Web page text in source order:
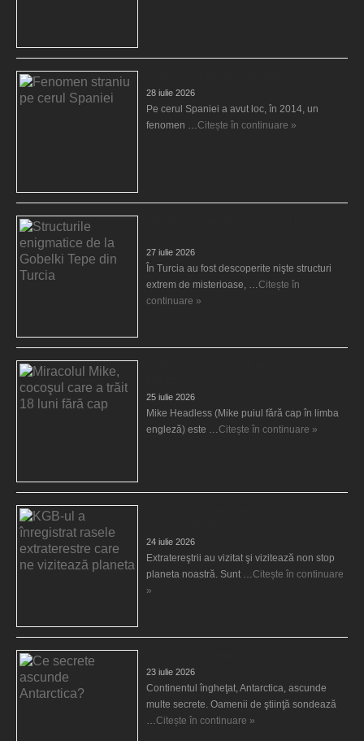
28 iulie 2026
Pe cerul Spaniei a avut loc, în 2014, un
fenomen …Citește în continuare »
27 iulie 2026
În Turcia au fost descoperite nişte structuri
extrem de misterioase, …Citește în
continuare »
25 iulie 2026
Mike Headless (Mike puiul fără cap în limba
engleză) este …Citește în continuare »
24 iulie 2026
Extratereştrii au vizitat şi vizitează non stop
planeta noastră. Sunt …Citește în continuare
»
23 iulie 2026
Continentul îngheţat, Antarctica, ascunde
multe secrete. Oamenii de ştiinţă sondează
…Citește în continuare »